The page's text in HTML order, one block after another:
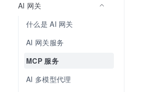
AI 网关
什么是 AI 网关
AI 网关服务
MCP 服务
AI 多模型代理